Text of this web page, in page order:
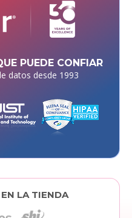
PUEDE CONFIAR
datos desde 1993
LA TIENDA